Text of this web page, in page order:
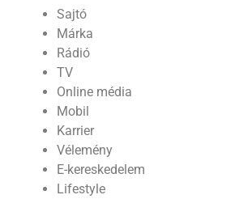
Sajtó
Márka
Rádió
TV
Online média
Mobil
Karrier
Vélemény
E-kereskedelem
Lifestyle